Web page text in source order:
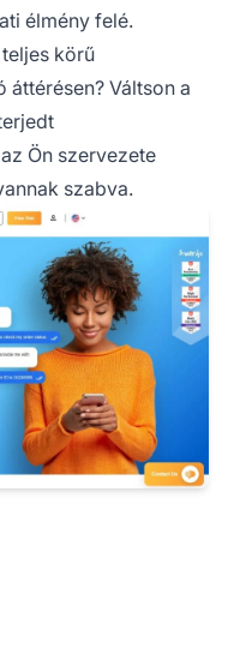
élmény felé.
körű
Váltson a
Ön szervezete
szabva.